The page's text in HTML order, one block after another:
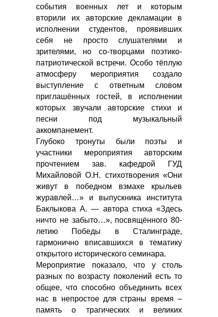
события военных лет и которым
вторили их авторские декламации в
исполнении студентов, проявивших
себя не просто слушателями и
зрителями, но со-творцами поэтико-
патриотической встречи. Особо тёплую
атмосферу мероприятия создало
выступление с ответным словом
приглашённых гостей, в исполнении
которых звучали авторские стихи и
песни под музыкальный
аккомпанемент.
Глубоко тронуты были поэты и
участники мероприятия авторским
прочтением зав. кафедрой ГУД
Михайловой О.Н. стихотворения «Они
живут в победном взмахе крыльев
журавлей…» и выпускника института
Баклыкова А. — автора стиха «Здесь
ничто не забыто…», посвящённого 80-
летию Победы в Сталинграде,
гармонично вписавшихся в тематику
открытого исторического семинара.
Мероприятие показало, что у столь
разных по возрасту поколений есть то
общее, что способно объединить всех
нас в непростое для страны время –
память о трагических и великих